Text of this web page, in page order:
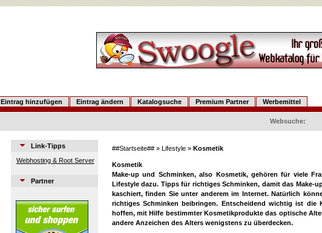
Eintrag hinzufügen Eintrag ändern Katalogsuche Premium Partner Werbemittel
Websuche:
Link-Tipps
Webhosting & Root Server
Partner
##Startseite##» Lifestyle» Kosmetik
Kosmetik
Make-up und Schminken, also Kosmetik, gehören für viele
Lifestyle dazu. Tipps für richtiges Schminken, damit das Make-
kaschiert, finden Sie unter anderem im Internet. Natürlich
richtiges Schminken beibringen. Entscheidend wichtig ist die
hoffen, mit Hilfe bestimmter Kosmetikprodukte das optische
andere Anzeichen des Alters wenigstens zu überdecken.